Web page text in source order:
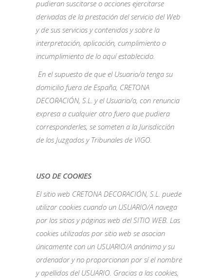
pudieran suscitarse o acciones ejercitarse
derivadas de la prestación del servicio del Web
y de sus servicios y contenidos y sobre la
interpretación, aplicación, cumplimiento o
incumplimiento de lo aquí establecido.
En el supuesto de que el Usuario/a tenga su
domicilio fuera de España, CRETONA
DECORACIÓN, S.L. y el Usuario/a, con renuncia
expresa a cualquier otro fuero que pudiera
corresponderles, se someten a la Jurisdicción
de los Juzgados y Tribunales de VIGO.
USO DE COOKIES
El sitio web CRETONA DECORACIÓN, S.L. puede
utilizar cookies cuando un USUARIO/A navega
por los sitios y páginas web del SITIO WEB. Las
cookies utilizadas por sitio web se asocian
únicamente con un USUARIO/A anónimo y su
ordenador y no proporcionan por sí el nombre
y apellidos del USUARIO. Gracias a las cookies,